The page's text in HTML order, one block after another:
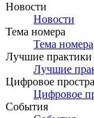
Новости
Новости
Тема номера
Тема номера
Лучшие практики
Лучшие
Цифровое
Цифровое
События